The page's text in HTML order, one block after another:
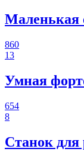
Маленькая
860
13
Умная
654
8
Станок для